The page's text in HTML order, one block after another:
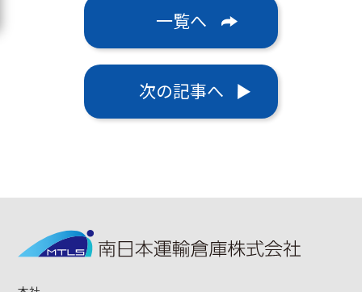
一覧へ
次の記事へ